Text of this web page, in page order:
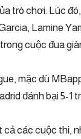
trò chơi. Lúc
Lamine
cuộc đua
mặc dù
đánh bại 5-1
cả các cuộc thi,